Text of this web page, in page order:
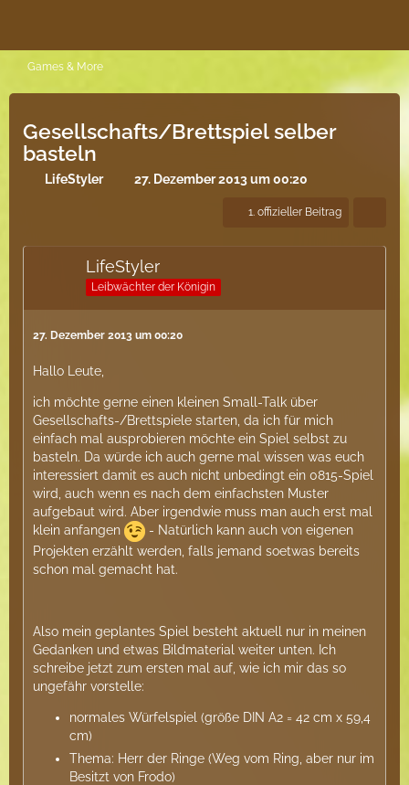
Games & More
Gesellschafts/Brettspiel selber
basteln
LifeStyler 27. Dezember 2013 um 00:20
1. offizieller Beitrag
LifeStyler
Leibwächter der Königin
27. Dezember 2013 um 00:20
Hallo Leute,
ich möchte gerne einen kleinen Small-Talk über
Gesellschafts-/Brettspiele starten, da ich für mich
einfach mal ausprobieren möchte ein Spiel selbst zu
basteln. Da würde ich auch gerne mal wissen was euch
interessiert damit es auch nicht unbedingt ein 0815-Spiel
wird, auch wenn es nach dem einfachsten Muster
aufgebaut wird. Aber irgendwie muss man auch erst mal
klein anfangen
- Natürlich kann auch von eigenen
Projekten erzählt werden, falls jemand soetwas bereits
schon mal gemacht hat.
Also mein geplantes Spiel besteht aktuell nur in meinen
Gedanken und etwas Bildmaterial weiter unten. Ich
schreibe jetzt zum ersten mal auf, wie ich mir das so
ungefähr vorstelle:
normales Würfelspiel (größe DIN A2 = 42 cm x 59,4
cm)
Thema: Herr der Ringe (Weg vom Ring, aber nur im
Besitzt von Frodo)